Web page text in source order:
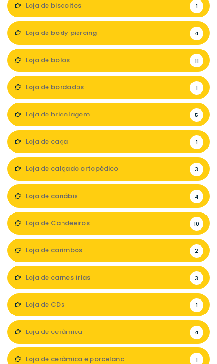
Loja de biscoitos 1
Loja de body piercing 4
Loja de bolos 11
Loja de bordados 1
Loja de bricolagem 5
Loja de caça 1
Loja de calçado ortopédico 3
Loja de canábis 4
Loja de Candeeiros 10
Loja de carimbos 2
Loja de carnes frias 3
Loja de CDs 1
Loja de cerâmica 4
Loja de cerâmica e porcelana 1